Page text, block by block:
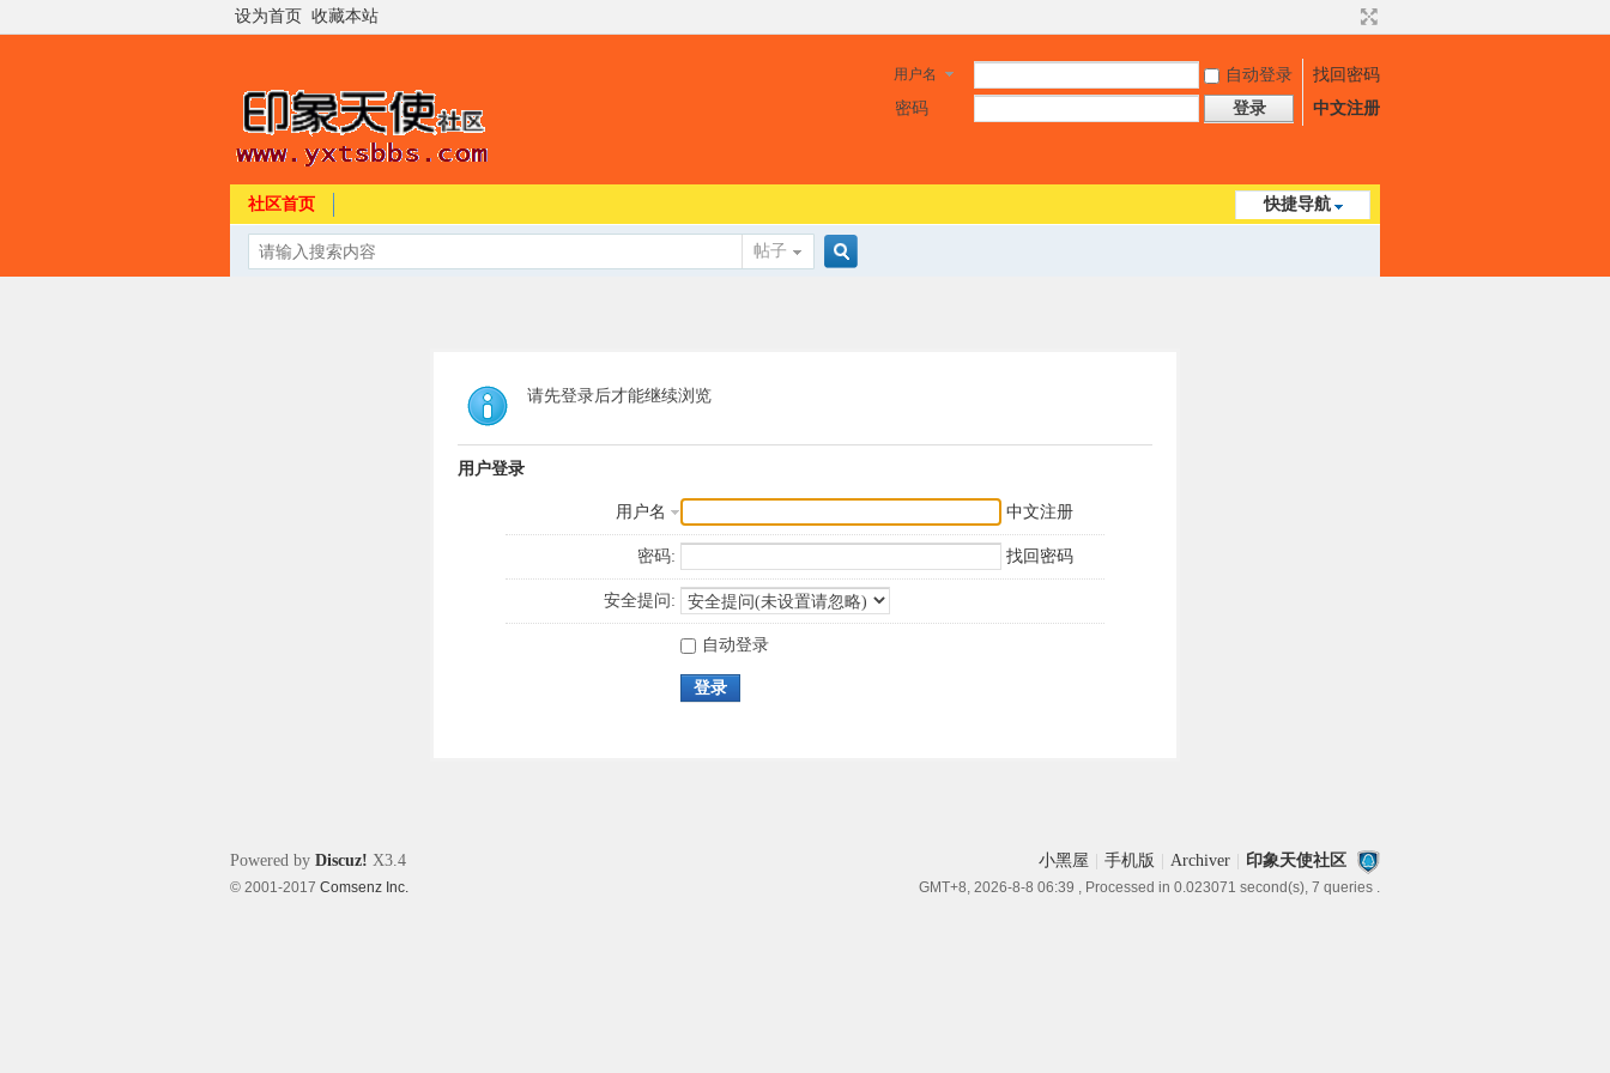
设为首页 收藏本站
用户名 自动登录
找回密码
密码
登录 中文注册
快捷导航
社区首页
帖子
请先登录后才能继续浏览
用户登录
用户名 中文注册
密码: 找回密码
安全提问:
自动登录
登录
小黑屋 手机版 Archiver 印象天使社区
GMT+8, 2026-8-8 06:39 , Processed in 0.023071 second(s), 7 queries .
Powered by Discuz! X3.4
© 2001-2017 Comsenz Inc.